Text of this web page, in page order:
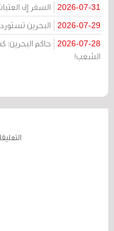
2026-07-31 السفر إلى
2026-07-29 البحرين
2026-07-28
حاكم البحرين:
الشعب!